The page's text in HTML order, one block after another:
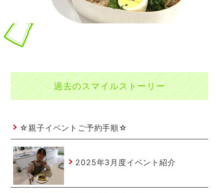
過去のスマイルストーリー
☆親子イベントご予約手順☆
2025年3月度イベント紹介